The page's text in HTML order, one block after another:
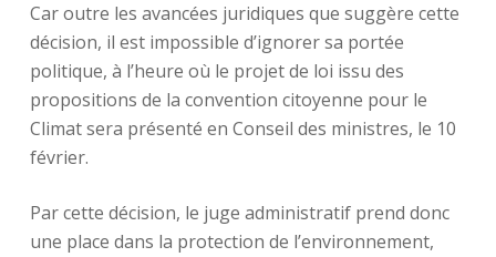
Car outre les avancées juridiques que suggère cette
décision, il est impossible d’ignorer sa portée
politique, à l’heure où le projet de loi issu des
propositions de la convention citoyenne pour le
Climat sera présenté en Conseil des ministres, le 10
février.
Par cette décision, le juge administratif prend donc
une place dans la protection de l’environnement,